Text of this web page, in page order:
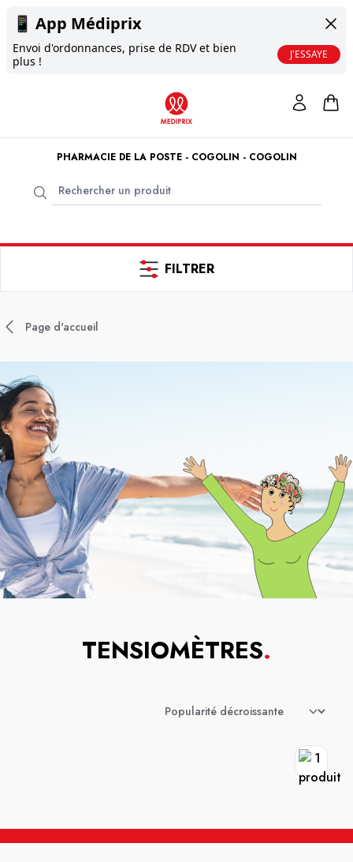
📱 App Médiprix
Envoi d'ordonnances, prise de RDV et bien
plus !
J'ESSAYE
PHARMACIE DE LA POSTE - COGOLIN - COGOLIN
FILTRER
Page d'accueil
TENSIOMÈTRES.